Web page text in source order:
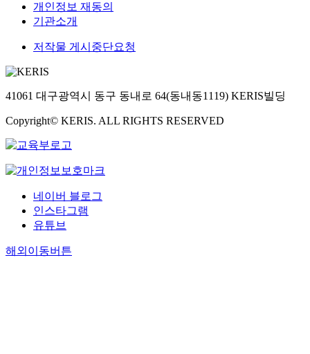
개인정보 재동의
기관소개
저작물 게시중단요청
41061 대구광역시 동구 동내로 64(동내동1119) KERIS빌딩
Copyright© KERIS. ALL RIGHTS RESERVED
네이버 블로그
인스타그램
유튜브
해외이동버튼